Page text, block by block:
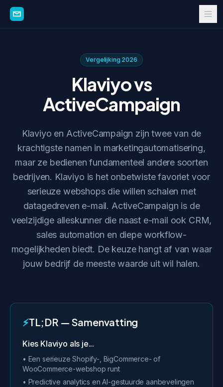
Vergelijking 2026
Klaviyo vs
ActiveCampaign
Klaviyo en ActiveCampaign zijn twee van de
krachtigste namen in marketingautomatisering,
maar ze bedienen fundamenteel andere soorten
bedrijven. Klaviyo is het onbetwiste favoriet voor
serieuze webshops die willen schalen met
datagedreven e-mail. ActiveCampaign is de
veelzijdige alleskunner die naast e-mail ook CRM,
sales automation en diepe workflow-
mogelijkheden biedt. De keuze hangt af van waar
jouw bedrijf de meeste waarde uit wil halen.
⚡TL;DR — Samenvatting
Kies Klaviyo als je...
• Een serieuze Shopify-, BigCommerce- of
WooCommerce-webshop runt
• Predictive analytics en AI-gestuurde aanbevelingen